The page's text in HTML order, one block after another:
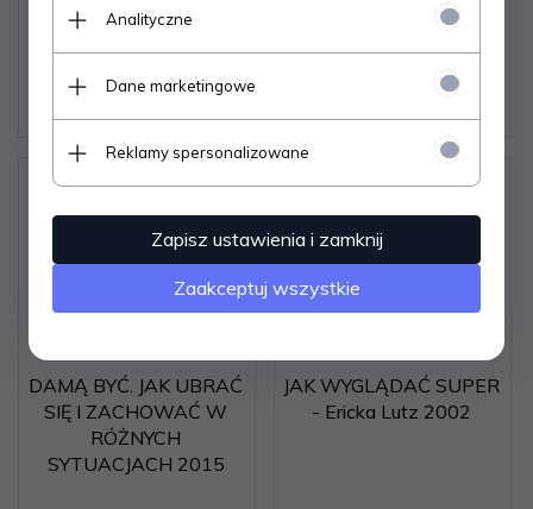
Dostępne od ręki –
wysyłka w 24h (dni
robocze)
1 egz.
Dostępne od ręki –
robocze)
DAMĄ BYĆ. JAK UBRAĆ
SIĘ I ZACHOWAĆ W
RÓŻNYCH
SYTUACJACH 2015
JAK WYGLĄDAĆ SUPER
- Ericka Lutz 2002
Analityczne
Dane marketingowe
Reklamy spersonalizowane
Zapisz ustawienia i zamknij
Zaakceptuj wszystkie